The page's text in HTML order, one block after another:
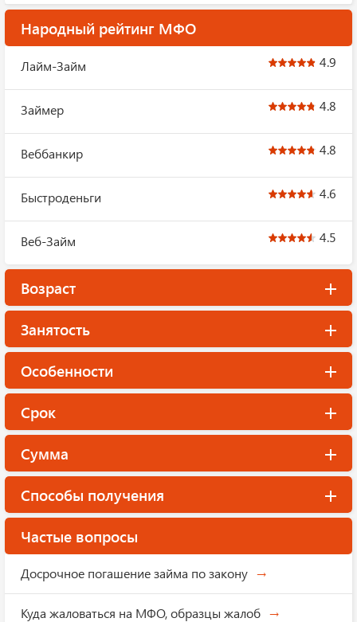
Народный рейтинг МФО
Лайм-Займ 4.9
Займер 4.8
Веббанкир 4.8
Быстроденьги 4.6
Веб-Займ 4.5
Возраст
Занятость
Особенности
Срок
Сумма
Способы получения
Частые вопросы
Досрочное погашение займа по закону
Куда жаловаться на МФО, образцы жалоб